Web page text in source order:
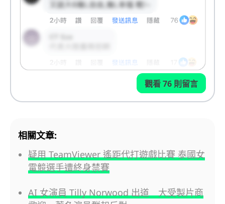
觀看 76 則留言
相關文章:
疑用 TeamViewer 遙距代打遊戲比賽 泰國女
電競選手遭終身禁賽
AI 女演員 Tilly Norwood 出道 大受製片商